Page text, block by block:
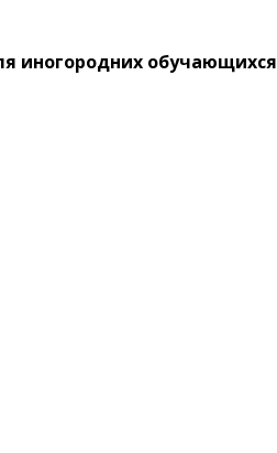
иногородних обучающихся